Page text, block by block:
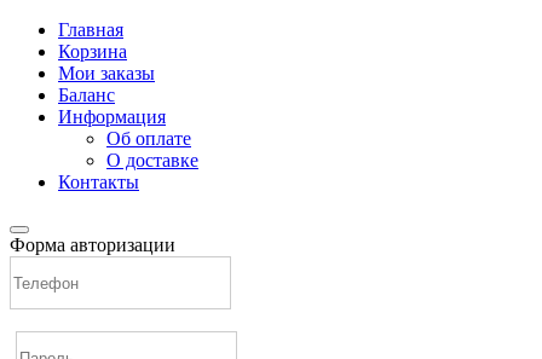
Главная
Корзина
Мои заказы
Баланс
Информация
Об оплате
О доставке
Контакты
Форма авторизации